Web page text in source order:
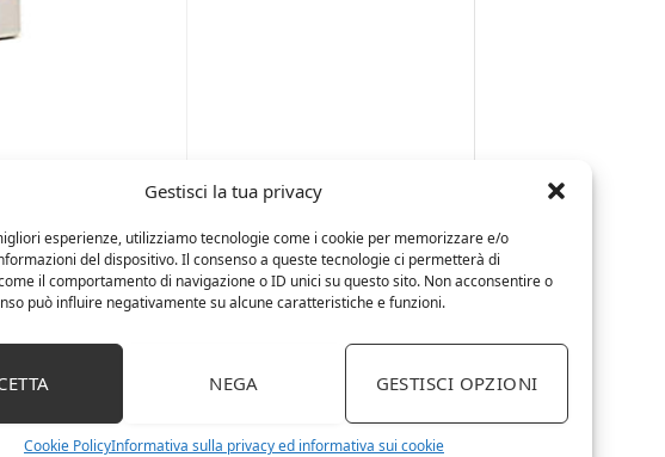
Gestisci la tua privacy
esperienze, utilizziamo tecnologie come i cookie per memorizzare e/o
del dispositivo. Il consenso a queste tecnologie ci permetterà di
il comportamento di navigazione o ID unici su questo sito. Non acconsentire o
può influire negativamente su alcune caratteristiche e funzioni.
NEGA GESTISCI OPZIONI
Cookie PolicyInformativa sulla privacy ed informativa sui cookie
basta seguire le istruzioni sul display
quando dell’acqua fluisce al suo interno,